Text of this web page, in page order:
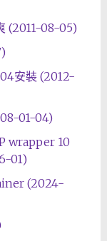
(2011-08-05)
安裝 (2012-
01-04)
wrapper 10
01)
(2024-